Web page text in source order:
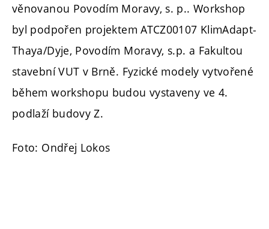
věnovanou Povodím Moravy, s. p.. Workshop
byl podpořen projektem ATCZ00107 KlimAdapt-
Thaya/Dyje, Povodím Moravy, s.p. a Fakultou
stavební VUT v Brně. Fyzické modely vytvořené
během workshopu budou vystaveny ve 4.
podlaží budovy Z.
Foto: Ondřej Lokos